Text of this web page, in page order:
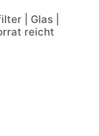
| Glas |
reicht